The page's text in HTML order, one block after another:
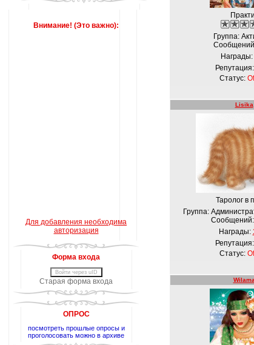
Внимание! (Это важно):
Для добавления необходима
авторизация
Форма входа
Войти через uID
Старая форма входа
ОПРОС
посмотреть прошлые опросы и
проголосовать можно в архиве
Группа:
Награды:
Репутация:
Статус:
Lisika
Таролог в
Группа:
Сообщений:
Награды:
Репутация:
Статус:
Wilama